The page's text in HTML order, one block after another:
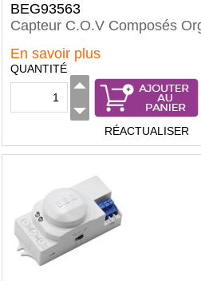
BEG93563
Capteur C.O.V Composés
En savoir plus
QUANTITÉ
RÉACTUALISER